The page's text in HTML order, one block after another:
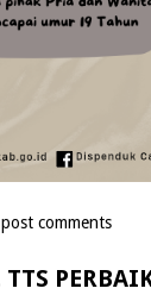
usia
comments